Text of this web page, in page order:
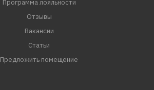
Программа лояльности
Отзывы
Вакансии
Статьи
Предложить помещение